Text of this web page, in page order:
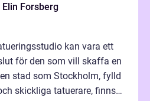
Elin Forsberg
kan vara ett
för den som vill skaffa en
stad som Stockholm, fylld
skickliga tatuerare, finns